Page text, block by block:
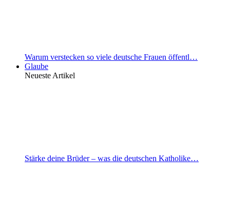
Warum verstecken so viele deutsche Frauen öffentl…
Glaube
Neueste Artikel
Stärke deine Brüder – was die deutschen Katholike…